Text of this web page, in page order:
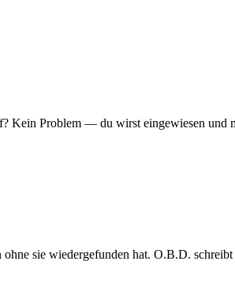
Kein Problem — du wirst eingewiesen und
sie wiedergefunden hat. O.B.D.